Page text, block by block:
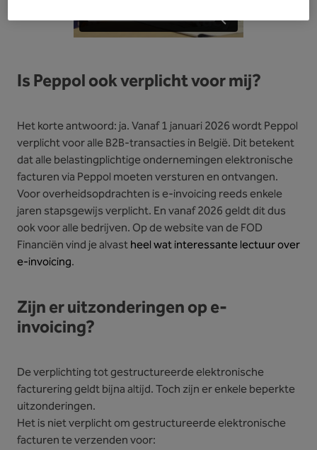
Is Peppol ook verplicht voor mij?
Het korte antwoord: ja. Vanaf 1 januari 2026 wordt Peppol
verplicht voor alle B2B-transacties in België. Dit betekent
dat alle belastingplichtige ondernemingen elektronische
facturen via Peppol moeten versturen en ontvangen.
Voor overheidsopdrachten is e-invoicing reeds enkele
jaren stapsgewijs verplicht. En vanaf 2026 geldt dit dus
ook voor alle bedrijven. Op de website van de FOD
Financiën vind je alvastheel wat interessante lectuur over
e-invoicing.
Zijn er uitzonderingen op e-
invoicing?
De verplichting tot gestructureerde elektronische
facturering geldt bijna altijd. Toch zijn er enkele beperkte
uitzonderingen.
Het is niet verplicht om gestructureerde elektronische
facturen te verzenden voor: